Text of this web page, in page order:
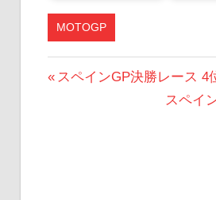
MOTOGP
投
前
スペインGP決勝レース 4
次
スペイ